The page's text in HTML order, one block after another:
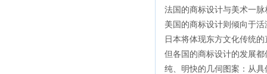
法国的商标设计与美术一
美国的商标设计则倾向于
日本将体现东方文化传统
但各国的商标设计的发展
纯、明快的几伺图案：从